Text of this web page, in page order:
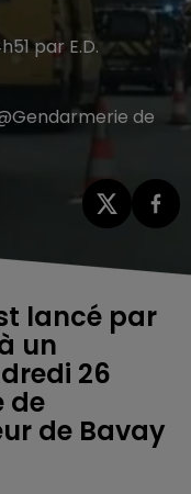
par E.D.
de
lancé par
un
26
de
de Bavay